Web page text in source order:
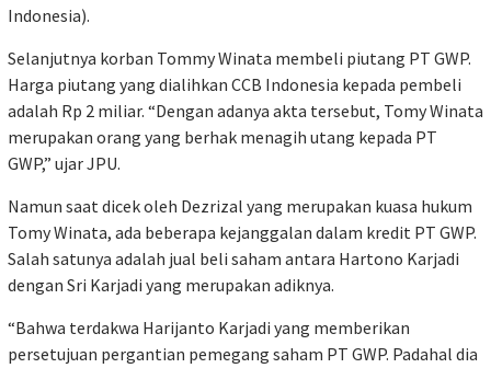
Indonesia).
Selanjutnya korban Tommy Winata membeli piutang PT GWP.
Harga piutang yang dialihkan CCB Indonesia kepada pembeli
adalah Rp 2 miliar. “Dengan adanya akta tersebut, Tomy Winata
merupakan orang yang berhak menagih utang kepada PT
GWP,” ujar JPU.
Namun saat dicek oleh Dezrizal yang merupakan kuasa hukum
Tomy Winata, ada beberapa kejanggalan dalam kredit PT GWP.
Salah satunya adalah jual beli saham antara Hartono Karjadi
dengan Sri Karjadi yang merupakan adiknya.
“Bahwa terdakwa Harijanto Karjadi yang memberikan
persetujuan pergantian pemegang saham PT GWP. Padahal dia